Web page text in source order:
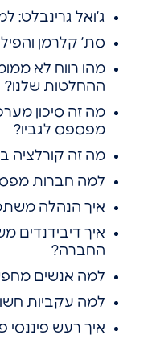
ג’ואל
סת’ קלרמן
מהו רווח לא
ההחלטות שלנו?
מה זה סיכון
מפספס לגביו?
מה זה קורלציה
למה חברות
איך הנהלה
איך דיבידנדים
החברה?
למה אנשים
למה עקביות
איך רעש פיננסי